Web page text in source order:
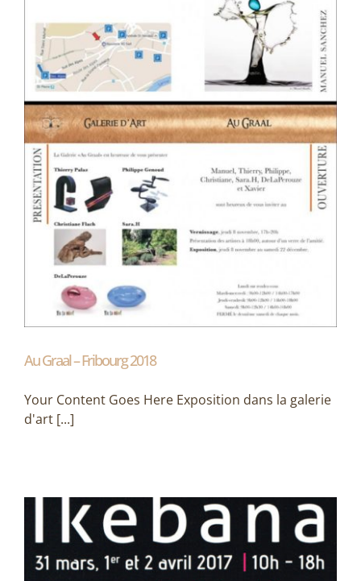
Au Graal – Fribourg 2018
Your Content Goes Here Exposition dans la galerie
d'art [...]